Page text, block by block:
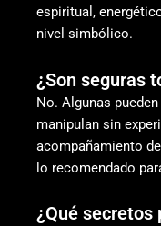
espiritual,
nivel simbólico.
¿Son seguras
No. Algunas
manipulan sin
acompañamiento
lo recomendado
¿Qué secretos